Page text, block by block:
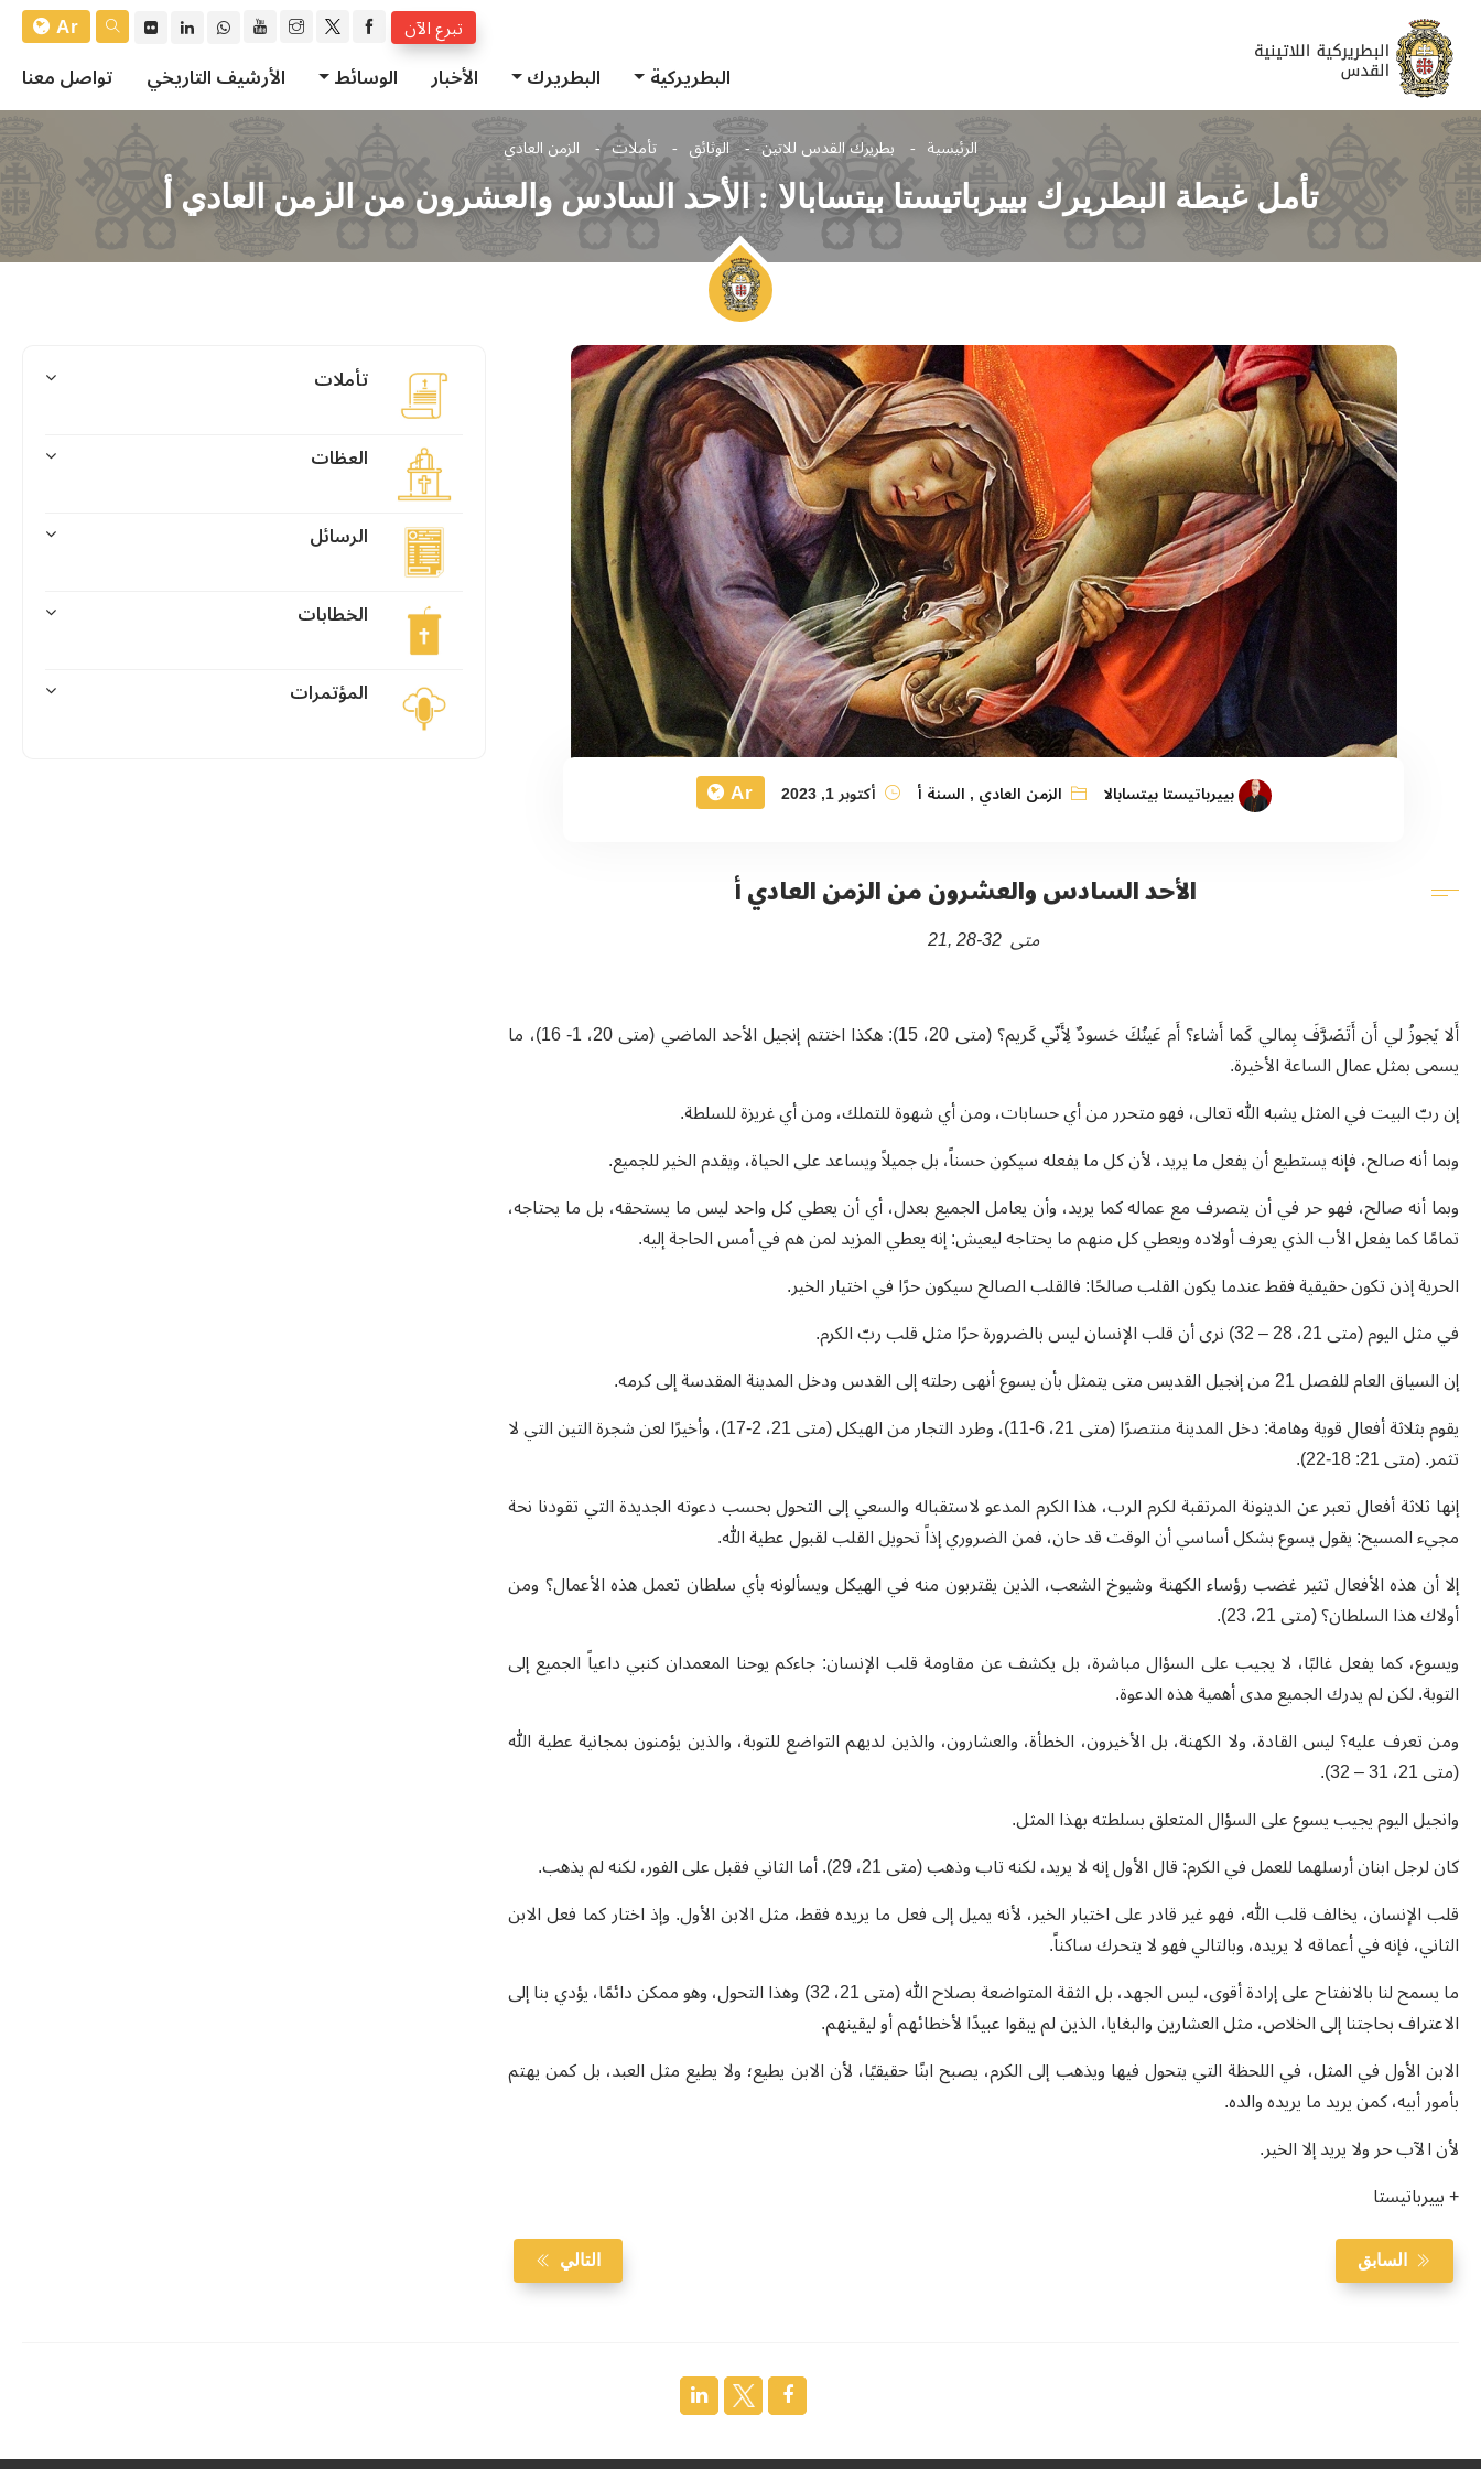
تبرع الآن
Ar
البطريركية
البطريرك الأخبار الوسائط الأرشيف التاريخي تواصل معنا
الرئيسية بطريرك القدس للاتين الوثائق تأملات الزمن العادي
تأمل غبطة البطريرك بييرباتيستا بيتسابالا : الأحد السادس والعشرون من الزمن العادي أ
بييرباتيستا بيتسابالا الزمن العادي , السنة أ أكتوبر 1, 2023 Ar
الأحد السادس والعشرون من الزمن العادي أ
متى 32-28 ,21
أَلا يَجوزُ لي أَن أَتَصَرَّفَ بِمالي كَما أَشاء؟ أَم عَينُكَ حَسودٌ لِأَنّي كَريم؟ (متى 20، 15): هكذا اختتم إنجيل الأحد الماضي (متى 20، 1- 16)، ما
يسمى بمثل عمال الساعة الأخيرة.
إن ربّ البيت في المثل يشبه الله تعالى، فهو متحرر من أي حسابات، ومن أي شهوة للتملك، ومن أي غريزة للسلطة.
وبما أنه صالح، فإنه يستطيع أن يفعل ما يريد، لأن كل ما يفعله سيكون حسناً، بل جميلاً ويساعد على الحياة، ويقدم الخير للجميع.
وبما أنه صالح، فهو حر في أن يتصرف مع عماله كما يريد، وأن يعامل الجميع بعدل، أي أن يعطي كل واحد ليس ما يستحقه، بل ما يحتاجه،
تمامًا كما يفعل الأب الذي يعرف أولاده ويعطي كل منهم ما يحتاجه ليعيش: إنه يعطي المزيد لمن هم في أمس الحاجة إليه.
الحرية إذن تكون حقيقية فقط عندما يكون القلب صالحًا: فالقلب الصالح سيكون حرًا في اختيار الخير.
في مثل اليوم (متى 21، 28 – 32) نرى أن قلب الإنسان ليس بالضرورة حرًا مثل قلب ربّ الكرم.
إن السياق العام للفصل 21 من إنجيل القديس متى يتمثل بأن يسوع أنهى رحلته إلى القدس ودخل المدينة المقدسة إلى كرمه.
يقوم بثلاثة أفعال قوية وهامة: دخل المدينة منتصرًا (متى 21، 6-11)، وطرد التجار من الهيكل (متى 21، 2-17)، وأخيرًا لعن شجرة التين التي لا
تثمر. (متى 21: 18-22).
إنها ثلاثة أفعال تعبر عن الدينونة المرتقبة لكرم الرب، هذا الكرم المدعو لاستقباله والسعي إلى التحول بحسب دعوته الجديدة التي تقودنا نحة
مجيء المسيح: يقول يسوع بشكل أساسي أن الوقت قد حان، فمن الضروري إذاً تحويل القلب لقبول عطية الله.
إلا أن هذه الأفعال تثير غضب رؤساء الكهنة وشيوخ الشعب، الذين يقتربون منه في الهيكل ويسألونه بأي سلطان تعمل هذه الأعمال؟ ومن
أولاك هذا السلطان؟ (متى 21، 23).
ويسوع، كما يفعل غالبًا، لا يجيب على السؤال مباشرة، بل يكشف عن مقاومة قلب الإنسان: جاءكم يوحنا المعمدان كنبي داعياً الجميع إلى
التوبة. لكن لم يدرك الجميع مدى أهمية هذه الدعوة.
ومن تعرف عليه؟ ليس القادة، ولا الكهنة، بل الأخيرون، الخطأة، والعشارون، والذين لديهم التواضع للتوبة، والذين يؤمنون بمجانية عطية الله
(متى 21، 31 – 32).
وانجيل اليوم يجيب يسوع على السؤال المتعلق بسلطته بهذا المثل.
كان لرجل ابنان أرسلهما للعمل في الكرم: قال الأول إنه لا يريد، لكنه تاب وذهب (متى 21، 29). أما الثاني فقبل على الفور، لكنه لم يذهب.
قلب الإنسان، يخالف قلب الله، فهو غير قادر على اختيار الخير، لأنه يميل إلى فعل ما يريده فقط، مثل الابن الأول. وإذ اختار كما فعل الابن
الثاني، فإنه في أعماقه لا يريده، وبالتالي فهو لا يتحرك ساكناً.
ما يسمح لنا بالانفتاح على إرادة أقوى، ليس الجهد، بل الثقة المتواضعة بصلاح الله (متى 21، 32) وهذا التحول، وهو ممكن دائمًا، يؤدي بنا إلى
الاعتراف بحاجتنا إلى الخلاص، مثل العشارين والبغايا، الذين لم يبقوا عبيدًا لأخطائهم أو ليقينهم.
الابن الأول في المثل، في اللحظة التي يتحول فيها ويذهب إلى الكرم، يصبح ابنًا حقيقيًا، لأن الابن يطيع؛ ولا يطيع مثل العبد، بل كمن يهتم
بأمور أبيه، كمن يريد ما يريده والده.
لأن الآب حر ولا يريد إلا الخير.
+ بييرباتيستا
السابق التالي
تأملات
العظات
الرسائل
الخطابات
المؤتمرات